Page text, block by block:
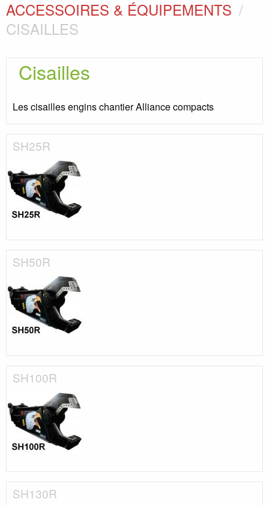
ACCESSOIRES & ÉQUIPEMENTS
CISAILLES
Cisailles
Les cisailles engins chantier Alliance compacts
SH25R
SH50R
SH100R
SH130R